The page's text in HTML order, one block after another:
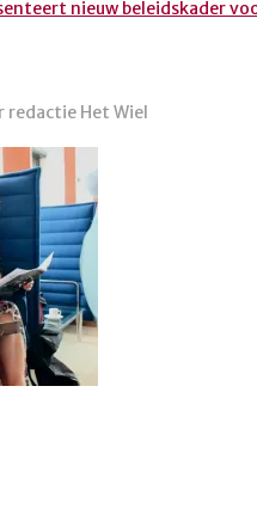
nieuw beleidskader
redactie Het Wiel